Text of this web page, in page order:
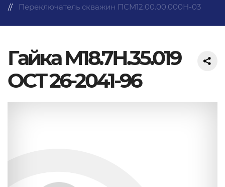
Переключатель скважин ПСМ12.00.00.000Н-03
Гайка М18.7Н.35.019
ОСТ 26-2041-96